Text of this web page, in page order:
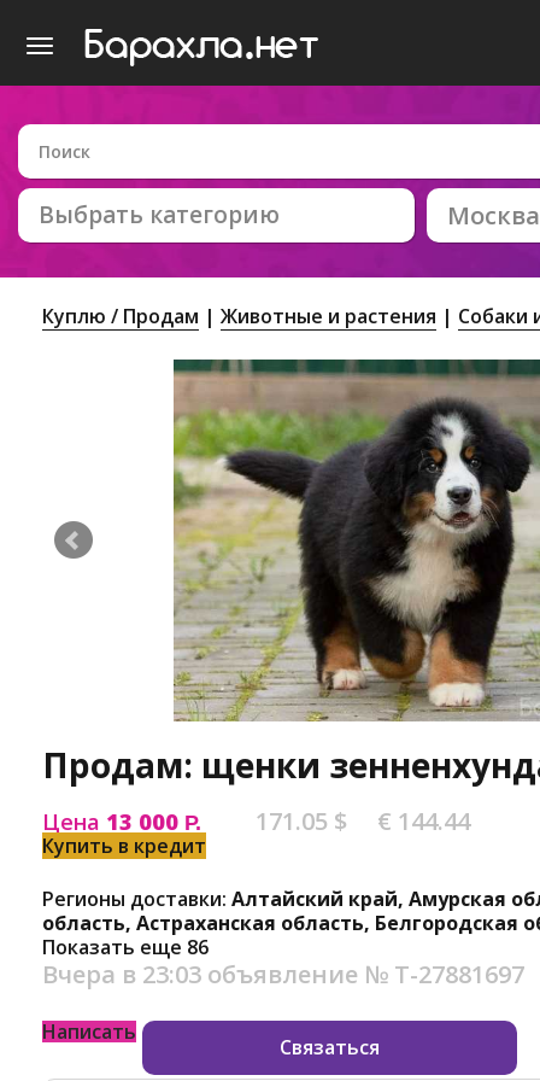
Выбрать категорию Москва
Куплю / Продам Животные и растения Собаки
Продам: щенки
Цена 13 000 Р. 171.05 $ € 144.44
Купить в кредит
Регионы доставки: Алтайский край, Амурская
область, Астраханская область, Белгородская
Показать еще 86
Вчера в 23:03 объявление № Т-27881697
Написать
Связаться